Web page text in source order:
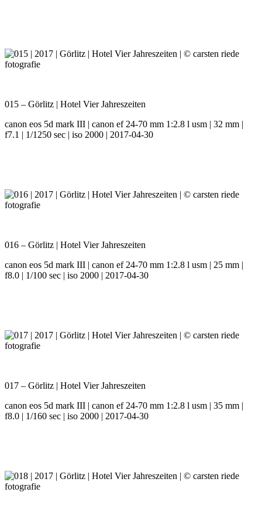
015 – Görlitz | Hotel Vier Jahreszeiten
canon eos 5d mark III | canon ef 24-70 mm 1:2.8 l usm | 32 mm |
f7.1 | 1/1250 sec | iso 2000 | 2017-04-30
016 – Görlitz | Hotel Vier Jahreszeiten
canon eos 5d mark III | canon ef 24-70 mm 1:2.8 l usm | 25 mm |
f8.0 | 1/100 sec | iso 2000 | 2017-04-30
017 – Görlitz | Hotel Vier Jahreszeiten
canon eos 5d mark III | canon ef 24-70 mm 1:2.8 l usm | 35 mm |
f8.0 | 1/160 sec | iso 2000 | 2017-04-30